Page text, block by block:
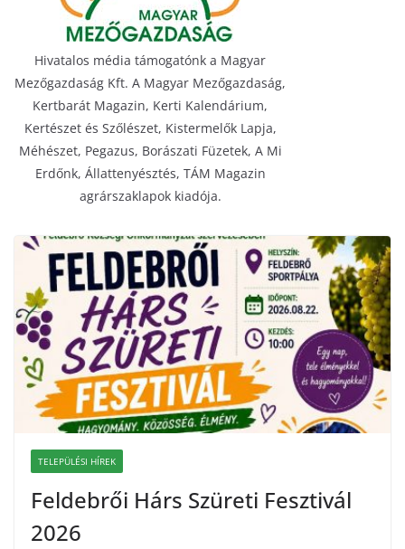
Hivatalos média támogatónk a Magyar
Mezőgazdaság Kft. A Magyar Mezőgazdaság,
Kertbarát Magazin, Kerti Kalendárium,
Kertészet és Szőlészet, Kistermelők Lapja,
Méhészet, Pegazus, Borászati Füzetek, A Mi
Erdőnk, Állattenyésztés, TÁM Magazin
agrárszaklapok kiadója.
TELEPÜLÉSI HÍREK
Feldebrői Hárs Szüreti Fesztivál
2026